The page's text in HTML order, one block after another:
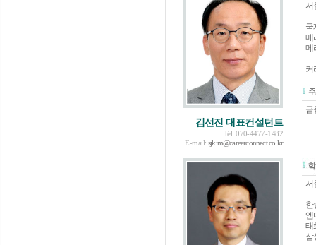
김선진 대표컨설턴트
Tel: 070-4477-1482
E-mail: sjkim@careerconnect.co.kr
서
국
메
메
커
금
서
한
엠
태
삼